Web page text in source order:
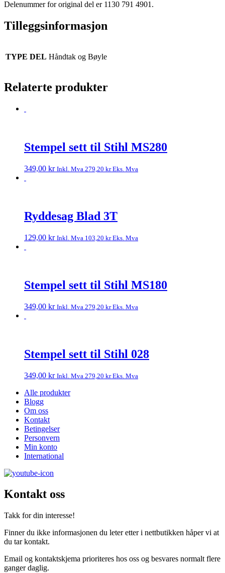
Delenummer for original del er 1130 791 4901.
Tilleggsinformasjon
TYPE DEL Håndtak og Bøyle
Relaterte produkter
Stempel sett til Stihl MS280
349,00 kr Inkl. Mva 279,20 krEks. Mva
Ryddesag Blad 3T
129,00 kr Inkl. Mva 103,20 krEks. Mva
Stempel sett til Stihl MS180
349,00 kr Inkl. Mva 279,20 krEks. Mva
Stempel sett til Stihl 028
349,00 kr Inkl. Mva 279,20 krEks. Mva
Alle produkter
Blogg
Om oss
Kontakt
Betingelser
Personvern
Min konto
International
Kontakt oss
Takk for din interesse!
Finner du ikke informasjonen du leter etter i nettbutikken håper vi at
du tar kontakt.
Email og kontaktskjema prioriteres hos oss og besvares normalt flere
ganger daglig.